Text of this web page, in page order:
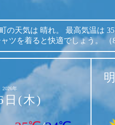
の天気は 晴れ。 最高気温は
ツを着ると快適でしょう。（
2026年
日(木)